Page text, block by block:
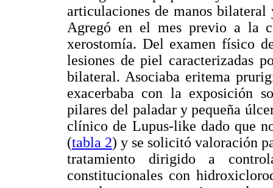
articulaciones de manos
Agregó en el mes previo a la
xerostomía. Del examen físico
lesiones de piel caracterizadas
bilateral. Asociaba eritema
exacerbaba con la exposición
pilares del paladar y pequeña
clínico de Lupus-like dado que
(tabla 2) y se solicitó valoración
tratamiento dirigido a
constitucionales con